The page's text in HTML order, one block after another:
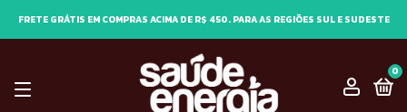
FRETE GRÁTIS EM COMPRAS ACIMA DE R$ 450. PARA AS REGIÕES SUL E SUDESTE
0